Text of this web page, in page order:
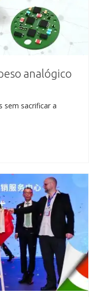
analógico
sem sacrificar a